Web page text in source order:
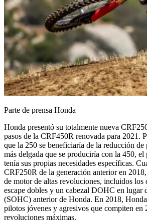
Parte de prensa Honda
Honda presentó su totalmente nueva
pasos de la CRF450R renovada para 2021.
que la 250 se beneficiaría de la reducción de
más delgada que se produciría con la 450, el
tenía sus propias necesidades específicas.
CRF250R de la generación anterior en
de motor de altas revoluciones, incluidos los
escape dobles y un cabezal DOHC en lugar
(SOHC) anterior de Honda. En 2018,
pilotos jóvenes y agresivos que compiten en
revoluciones máximas.